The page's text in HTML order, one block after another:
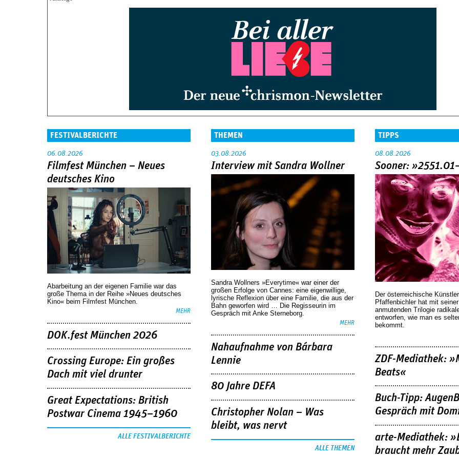
FESTIVALBERICHTE
06.08.2026
Filmfest München – Neues
deutsches Kino
Abarbeitung an der eigenen Familie war das
große Thema in der Reihe »Neues deutsches
Kino« beim Filmfest München.
MEHR
DOK.fest München 2026
Crossing Europe: Ein großes
Dach mit viel drunter
Great Expectations: British
Postwar Cinema 1945–1960
ALLE FESTIVALBERICHTE
THEMEN
03.08.2026
Interview mit Sandra Wollner
Sandra Wollners »Everytime« war einer der
großen Erfolge von Cannes: eine eigenwillige,
lyrische Reflexion über eine ­Familie, die aus der
Bahn geworfen wird … Die Regisseurin im
Gespräch mit Anke Sterneborg.
MEHR
Nahaufnahme von Bárbara
Lennie
80 Jahre DEFA
Christopher Nolan – Was
bleibt, was nervt
ALLE THEMEN
TIPPS
08.08.2026
Sooner:
Der österreichische
Pfaffenbichler hat mit
anmutenden Trilogie
entworfen, wie man es
bekommt.
ZDF-Mediathek:
Beats«
Buch-Tipp:
Gespräch mit
arte-Mediathek:
braucht mehr